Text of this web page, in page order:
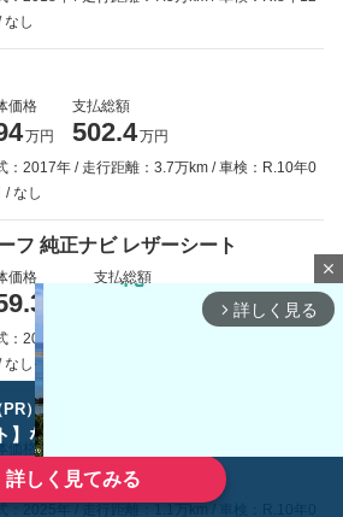
） ／
】ならどんなクルマも高価買取
詳しく見てみる
なし
価格
万円
支払総額
502.4万円
：2017年
走行距離：3.7万km
車検：R.10年0
なし
フ 純正ナビ レザーシート
価格 支払総額
：2013年
なし
価格
万円 1,413
：2025年
走行距離：1.1万km
close
arrow_forward_ios 詳しく見る